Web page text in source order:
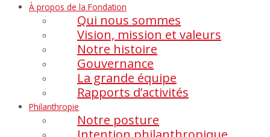
À propos de la Fondation
Qui nous sommes
Vision, mission et valeurs
Notre histoire
Gouvernance
La grande équipe
Rapports d’activités
Philanthropie
Notre posture